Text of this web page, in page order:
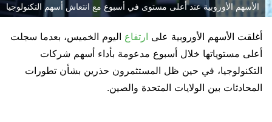
الأسهم الأوروبية عند أعلى مستوى في أسبوع مع انتعاش أسهم التكنولوجيا
أغلقت الأسهم الأوروبية على ارتفاع اليوم الخميس، بعدما سجلت
أعلى مستوياتها خلال أسبوع مدعومة بأداء أسهم شركات
التكنولوجيا، في حين ظل المستثمرون حذرين بشأن تطورات
المحادثات بين الولايات المتحدة والصين.